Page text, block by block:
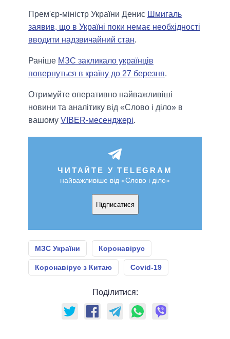
Прем'єр-міністр України Денис Шмигаль
заявив, що в Україні поки немає необхідності
вводити надзвичайний стан.
Раніше МЗС закликало українців
повернуться в країну до 27 березня.
Отримуйте оперативно найважливіші
новини та аналітику від «Слово і діло» в
вашому VIBER-месенджері.
ЧИТАЙТЕ У TELEGRAM
найважливіше від «Слово і діло»
Підписатися
МЗС України Коронавірус
Коронавірус з Китаю Covid-19
Поділитися: